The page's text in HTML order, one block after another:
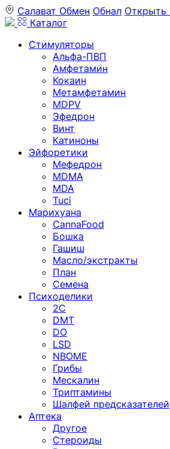
Салават Обмен Обнал Открыть
Каталог
Стимуляторы
Альфа-ПВП
Амфетамин
Кокаин
Метамфетамин
MDPV
Эфедрон
Винт
Катиноны
Эйфоретики
Мефедрон
MDMA
MDA
Tuci
Марихуана
CannaFood
Бошка
Гашиш
Масло/экстракты
План
Семена
Психоделики
2C
DMT
DO
LSD
NBOME
Грибы
Мескалин
Триптамины
Шалфей предсказателей
Аптека
Другое
Стероиды